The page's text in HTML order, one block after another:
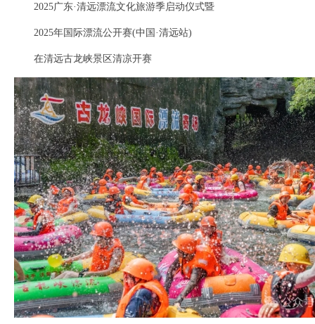
2025广东·清远漂流文化旅游季启动仪式暨
2025年国际漂流公开赛(中国·清远站)
在清远古龙峡景区清凉开赛